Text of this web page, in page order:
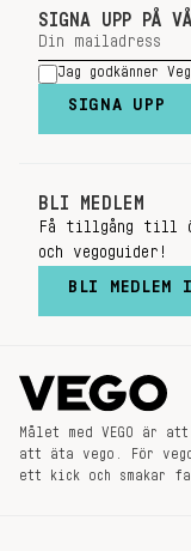
SIGNA UPP PÅ
Jag godkänner
SIGNA UPP
BLI MEDLEM
Få tillgång till
och vegoguider!
BLI MEDLEM
Målet med VEGO är
att äta vego. För
ett kick och smakar